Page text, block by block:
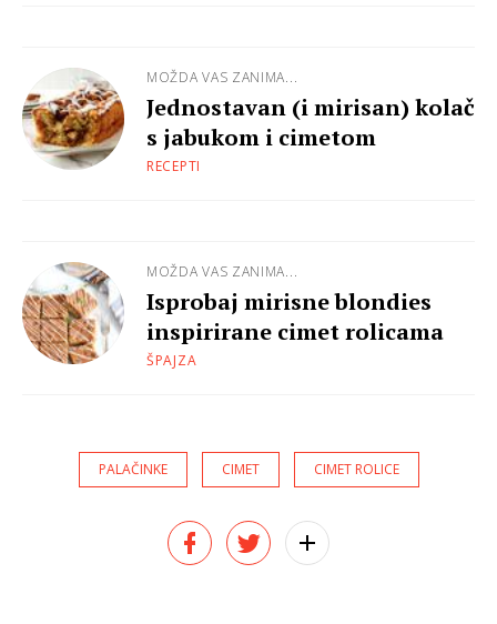
MOŽDA VAS ZANIMA...
Jednostavan (i mirisan) kolač
s jabukom i cimetom
RECEPTI
MOŽDA VAS ZANIMA...
Isprobaj mirisne blondies
inspirirane cimet rolicama
ŠPAJZA
PALAČINKE CIMET CIMET ROLICE